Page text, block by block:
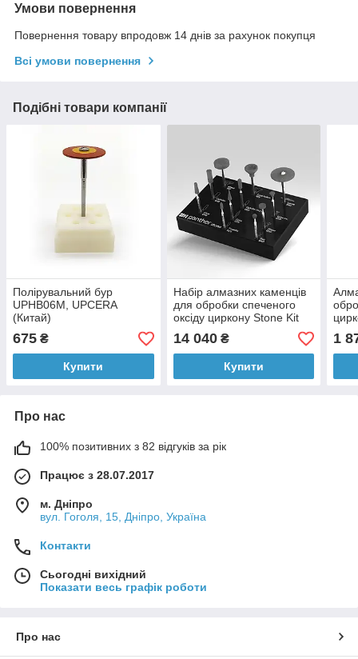
Умови повернення
Повернення товару впродовж 14 днів за рахунок покупця
Всі умови повернення
Подібні товари компанії
Полірувальний бур
UPHB06М, UPCERA
(Китай)
675 ₴
Купити
Набір алмазних каменців
для обробки спеченого
оксіду циркону Stone Kit
12 Panther (Німеччина)
14 040₴
Купити
1
Про нас
100% позитивних з 82 відгуків за рік
Працює з 28.07.2017
м. Дніпро
вул. Гоголя, 15, Дніпро, Україна
Контакти
Сьогодні вихідний
Показати весь графік роботи
Про нас